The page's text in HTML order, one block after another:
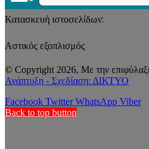
Κατασκευή ιστοσελίδων:
Αστικός εξοπλισμός
© Copyright 2026, Με την
Ανάπτυξη - Σχεδίαση: ΔΙΚΤΥΟ
Facebook Twitter WhatsApp Viber
Back to top button